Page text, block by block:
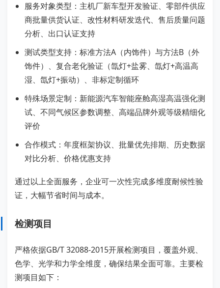
服务对象类型：主机厂新车型开发验证、零部件供应
商批量供货认证、改性材料研发迭代、售后质量问题
分析、出口认证支持
测试类型支持：标准方法A（内饰件）与方法B（外
饰件）、复合老化验证（氙灯+盐雾、氙灯+高温高
湿、氙灯+振动）、非标定制循环
特殊场景定制：新能源汽车智能座舱高湿高温强化测
试、不同气候区参数调整、高端品牌外观等级精细化
评价
合作模式：年度框架协议、批量优先排期、历史数据
对比分析、价格优惠支持
通过以上全面服务，企业可一次性完成多维度耐候性验
证，大幅节省时间与成本。
检测项目
严格依据GB/T 32088-2015开展检测项目，覆盖外观、
色学、光学和力学全维度，确保结果全面可靠。主要检
测项目如下：